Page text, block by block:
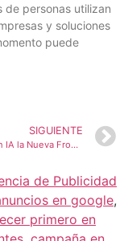
de personas utilizan
y soluciones
puede
SIGUIENTE
Publicidad en IA la Nueva Frontera del Marketing Digital: Por Qué Gemini será el Rey de la Publicidad en IA sobre Chatgpt
de Publicidad
en google,
primero en